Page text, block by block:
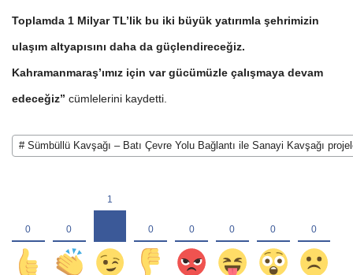
Toplamda 1 Milyar TL’lik bu iki büyük yatırımla şehrimizin
ulaşım altyapısını daha da güçlendireceğiz.
Kahramanmaraş’ımız için var gücümüzle çalışmaya devam
edeceğiz” cümlelerini kaydetti.
# Sümbüllü Kavşağı – Batı Çevre Yolu Bağlantı ile Sanayi Kavşağı